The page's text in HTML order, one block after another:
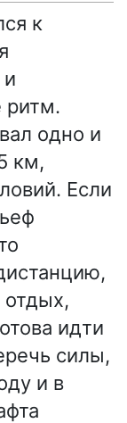
к
ритм.
одно и
км,
Если
отдых,
идти
силы,
и в